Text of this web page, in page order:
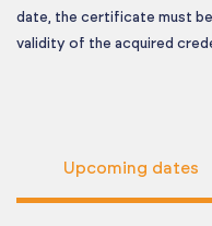
date, the certificate must
validity of the acquired
Upcoming dates